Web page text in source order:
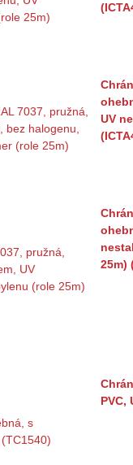
UV
25m)
PVC,